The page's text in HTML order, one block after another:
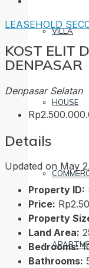
VILLA
HOUSE
LEASEHOLD
KOST ELIT
DENPASAR
Denpasar Selatan
Details
Updated on May
Property ID:
Price:
Property
Land Area:
Bedrooms:
Bathrooms: